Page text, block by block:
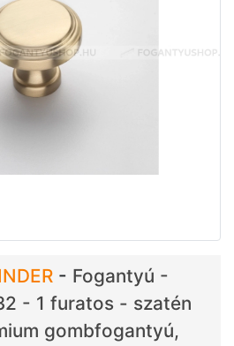
- Fogantyú -
- 1 furatos - szatén
gombfogantyú,